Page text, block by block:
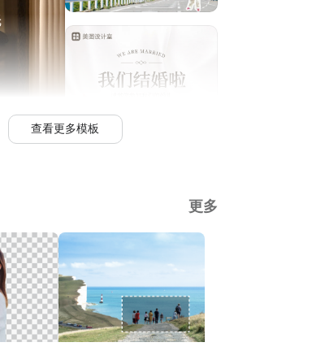
查看更多模板
更多